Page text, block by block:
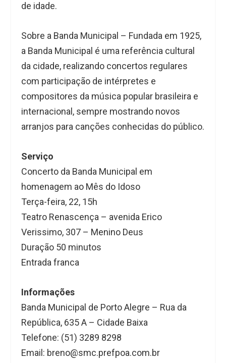
de idade.
Sobre a Banda Municipal – Fundada em 1925,
a Banda Municipal é uma referência cultural
da cidade, realizando concertos regulares
com participação de intérpretes e
compositores da música popular brasileira e
internacional, sempre mostrando novos
arranjos para canções conhecidas do público.
Serviço
Concerto da Banda Municipal em
homenagem ao Mês do Idoso
Terça-feira, 22, 15h
Teatro Renascença – avenida Erico
Verissimo, 307 – Menino Deus
Duração 50 minutos
Entrada franca
Informações
Banda Municipal de Porto Alegre – Rua da
República, 635 A – Cidade Baixa
Telefone: (51) 3289 8298
Email: breno@smc.prefpoa.com.br